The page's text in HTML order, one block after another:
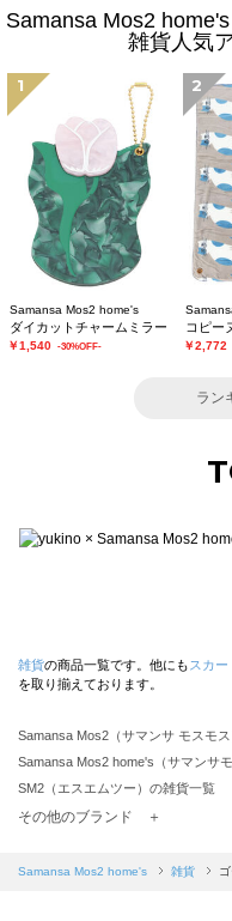
Samansa Mos2
雑貨人気
1
Samansa Mos2 home's
ダイカットチャームミラー
￥1,540 -30%OFF-
2
コピー
￥2,772
ラン
雑貨の商品一覧です。他にも スカー
を取り揃えております。
Samansa Mos2（サマンサ モスモ
Samansa Mos2 home's（サマンサ
SM2（エスエムツー）の雑貨一覧
TSUHARU by Samansa Mos2（ツ
Samansa Mos2 blue（サマンサモス
その他のブランド ＋
Samansa Mos2 home's 雑貨